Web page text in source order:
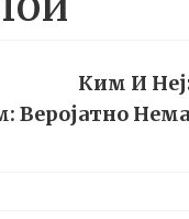
Ким И
Веројатно